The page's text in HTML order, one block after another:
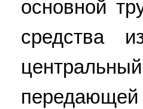
основной
средства